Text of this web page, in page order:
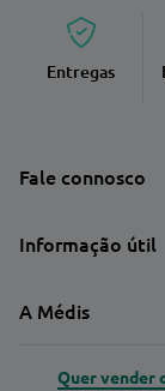
Entregas
Fale connosco
Informação útil
A Médis
Quer vender